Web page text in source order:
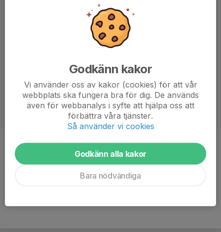
Titel
Ålder
49 år
Godkänn kakor
Vi använder oss av kakor (cookies) för att vår
webbplats ska fungera bra för dig. De används
även för webbanalys i syfte att hjälpa oss att
förbättra våra tjänster.
Så använder vi cookies
Godkänn alla kakor
Bara nödvändiga